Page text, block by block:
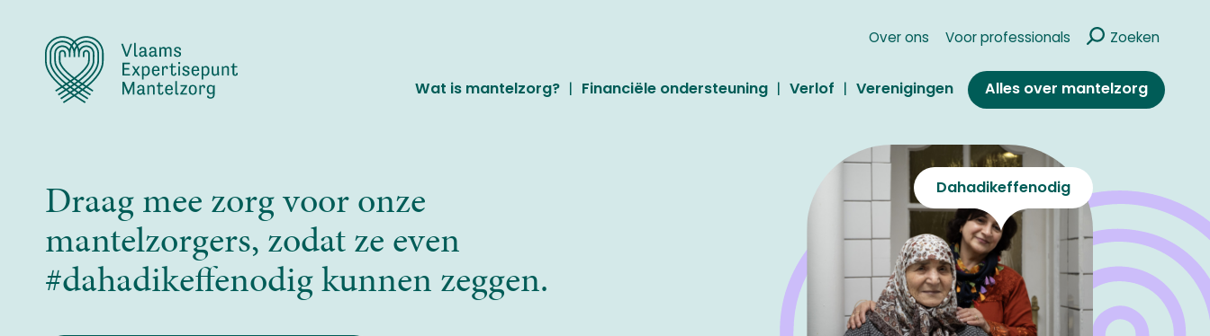
Over ons Voor professionals Zoeken
Wat is mantelzorg? Financiële ondersteuning Verlof Verenigingen Alles over mantelzorg
Draag mee zorg voor onze
mantelzorgers, zodat ze even
#dahadikeffenodig kunnen zeggen.
Dahadikeffenodig